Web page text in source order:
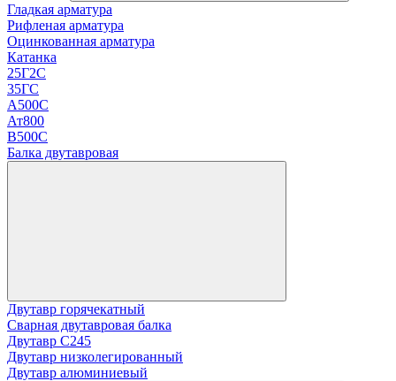
Гладкая арматура
Рифленая арматура
Оцинкованная арматура
Катанка
25Г2С
35ГС
А500С
Ат800
В500С
Балка двутавровая
Двутавр горячекатный
Сварная двутавровая балка
Двутавр С245
Двутавр низколегированный
Двутавр алюминиевый